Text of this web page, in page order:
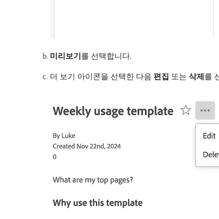
미리보기​를 선택합니다.
더 보기 아이콘을 선택한 다음 편집 또는 삭제를